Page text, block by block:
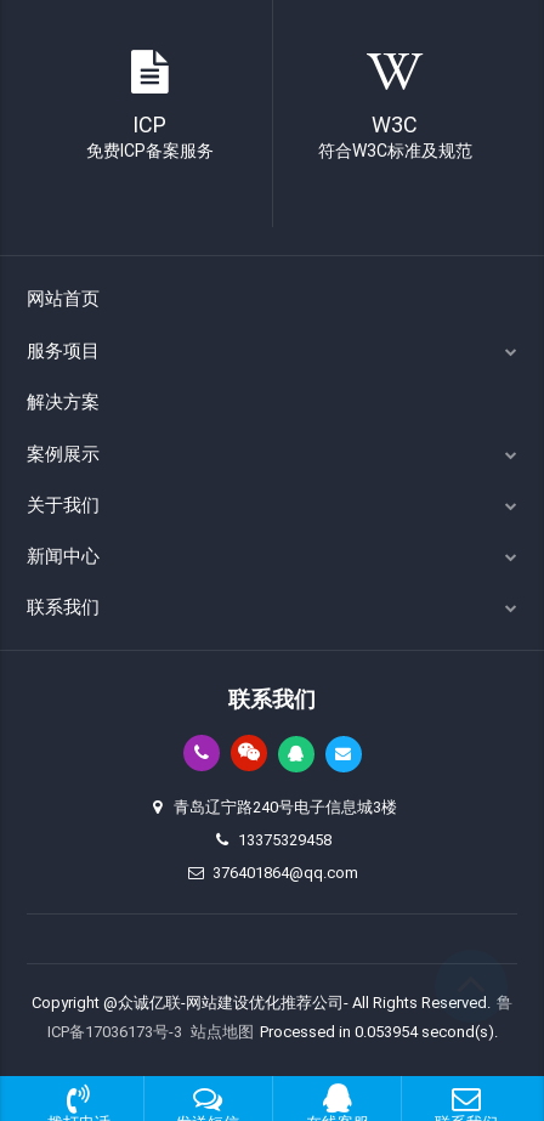
ICP
免费ICP备案服务
W3C
符合W3C标准及规范
网站首页
服务项目
解决方案
案例展示
关于我们
新闻中心
联系我们
联系我们
青岛辽宁路240号电子信息城3楼
13375329458
376401864@qq.com
Copyright @众诚亿联-网站建设优化推荐公司- All Rights Reserved.
鲁
ICP备17036173号-3 站点地图 Processed in 0.053954 second(s).